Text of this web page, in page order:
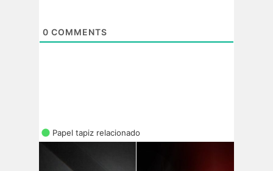
0 COMMENTS
Papel tapiz relacionado